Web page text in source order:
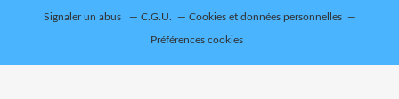
Signaler un abus C.G.U. Cookies et données personnelles
Préférences cookies